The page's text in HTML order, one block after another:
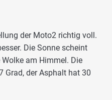
der Moto2 richtig voll.
Die Sonne scheint
am Himmel. Die
Grad, der Asphalt hat 30